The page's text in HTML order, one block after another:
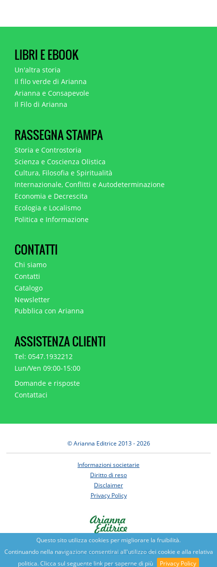
Questo sito utilizza cookies per migliorare la fruibilità.
Continuando nella navigazione consentirai all'utilizzo dei cookie e alla relativa
politica. Clicca sul seguente link per saperne di più
Privacy Policy
LIBRI E EBOOK
Un'altra storia
Il filo verde di Arianna
Arianna e Consapevole
Il Filo di Arianna
RASSEGNA STAMPA
Storia e Controstoria
Scienza e Coscienza Olistica
Cultura, Filosofia e Spiritualità
Internazionale, Conflitti e Autodeterminazione
Economia e Decrescita
Ecologia e Localismo
Politica e Informazione
CONTATTI
Chi siamo
Contatti
Catalogo
Newsletter
Pubblica con Arianna
ASSISTENZA CLIENTI
Tel: 0547.1932212
Lun/Ven 09:00-15:00
Domande e risposte
Contattaci
© Arianna Editrice 2013 - 2026
Informazioni societarie
Diritto di reso
Disclaimer
Privacy Policy
Benessere e conoscenza dal 1987
Sviluppato daNimaia